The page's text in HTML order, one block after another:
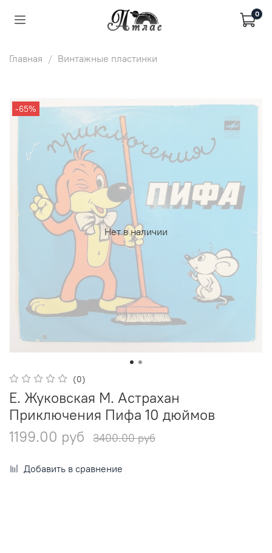
0
Главная Винтажные пластинки
Нет в наличии
-65%
(0)
Е. Жуковская М. Астрахан
Приключения Пифа 10 дюймов
1199.00 руб
3400.00 руб
Добавить в сравнение